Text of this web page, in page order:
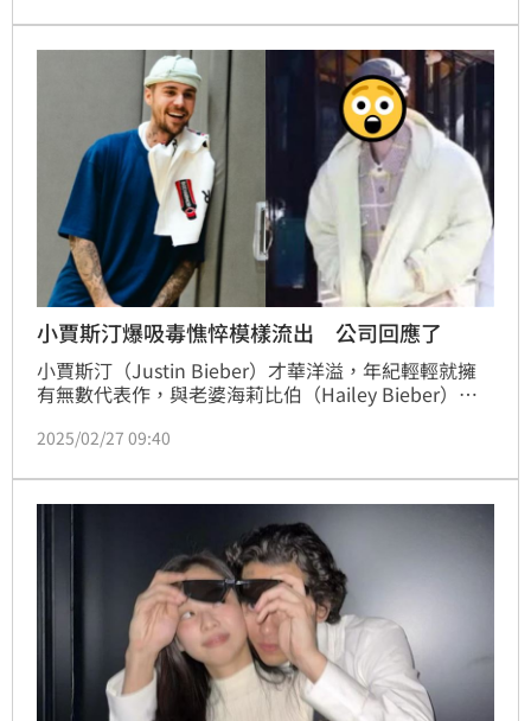
關注。蔡佩伶報導
小賈斯汀爆吸毒憔悴模樣流出 公司回應了
小賈斯汀（Justin Bieber）才華洋溢，年紀輕輕就擁
有無數代表作，與老婆海莉比伯（Hailey Bieber）結
斯汀先前因被媒體捕捉到暴瘦、眼神渙散的模樣，遭外
小賈斯汀經紀人也強硬回應了。
2025/02/27 09:40